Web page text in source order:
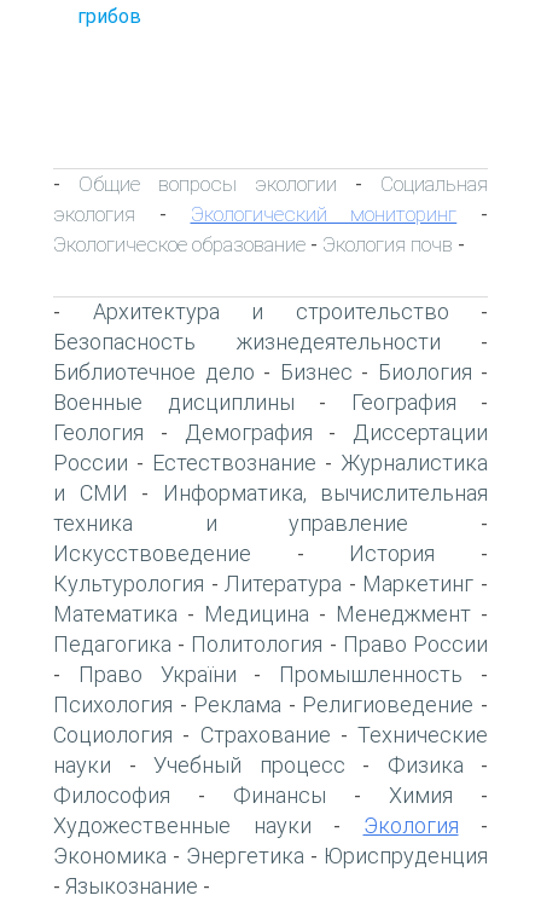
грибов
- Общие вопросы экологии - Социальная
экология - Экологический мониторинг -
Экологическое образование - Экология почв -
- Архитектура и строительство -
Безопасность жизнедеятельности -
Библиотечное дело - Бизнес - Биология -
Военные дисциплины - География -
Геология - Демография -
Диссертации
России - Естествознание - Журналистика
и СМИ -
Информатика, вычислительная
техника и управление -
Искусствоведение - История -
Культурология - Литература - Маркетинг -
Математика - Медицина - Менеджмент -
Педагогика - Политология - Право России
- Право України - Промышленность -
Психология - Реклама - Религиоведение -
Социология - Страхование - Технические
науки - Учебный процесс - Физика -
Философия - Финансы - Химия -
Художественные науки - Экология -
Экономика - Энергетика - Юриспруденция
- Языкознание -